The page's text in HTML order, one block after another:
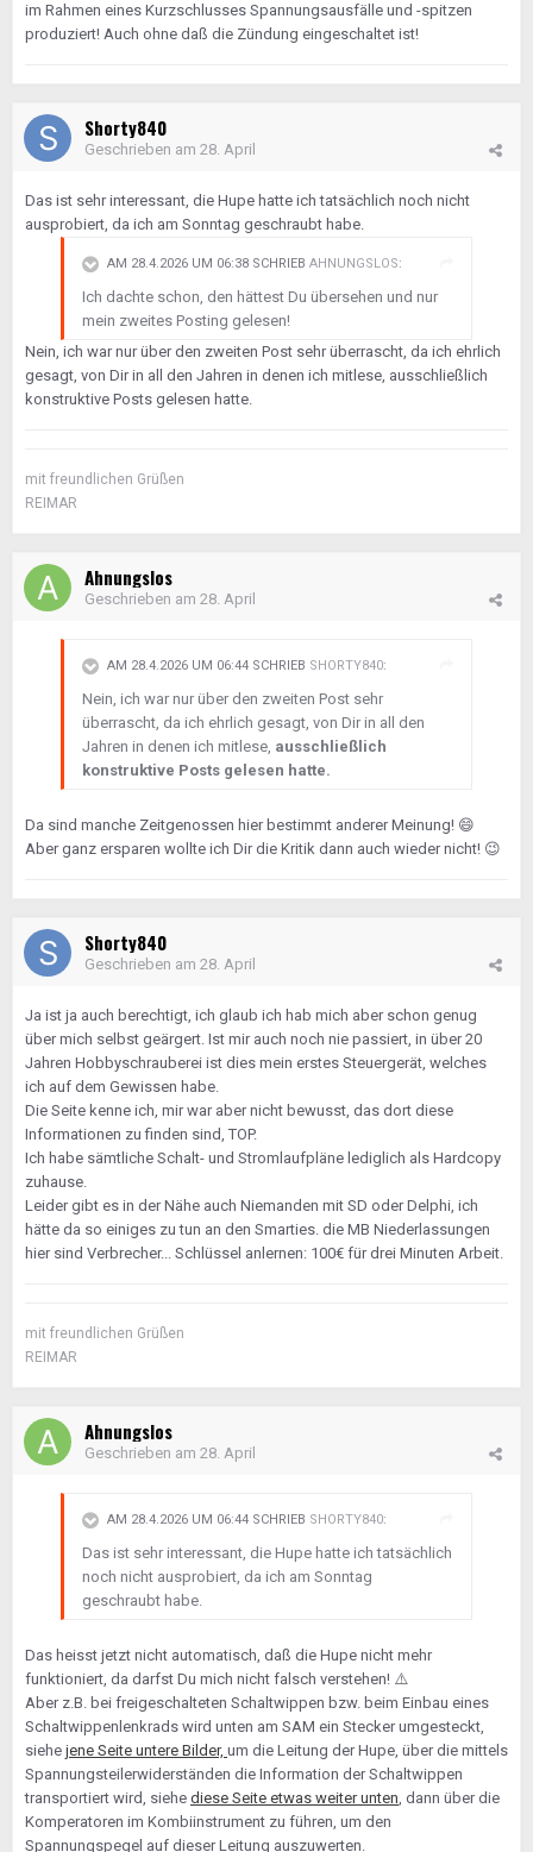
im Rahmen eines Kurzschlusses Spannungsausfälle und -spitzen
produziert! Auch ohne daß die Zündung eingeschaltet ist!
Shorty840
Geschrieben am 28. April
Das ist sehr interessant, die Hupe hatte ich tatsächlich noch nicht
ausprobiert, da ich am Sonntag geschraubt habe.
AM 28.4.2026 UM 06:38 SCHRIEB AHNUNGSLOS:
Ich dachte schon, den hättest Du übersehen und nur
mein zweites Posting gelesen!
Nein, ich war nur über den zweiten Post sehr überrascht, da ich ehrlich
gesagt, von Dir in all den Jahren in denen ich mitlese, ausschließlich
konstruktive Posts gelesen hatte.
mit freundlichen Grüßen
REIMAR
Ahnungslos
Geschrieben am 28. April
AM 28.4.2026 UM 06:44 SCHRIEB SHORTY840:
Nein, ich war nur über den zweiten Post sehr
überrascht, da ich ehrlich gesagt, von Dir in all den
Jahren in denen ich mitlese, ausschließlich
konstruktive Posts gelesen hatte.
Da sind manche Zeitgenossen hier bestimmt anderer Meinung! 😄
Aber ganz ersparen wollte ich Dir die Kritik dann auch wieder nicht! 😉
Shorty840
Geschrieben am 28. April
Ja ist ja auch berechtigt, ich glaub ich hab mich aber schon genug
über mich selbst geärgert. Ist mir auch noch nie passiert, in über 20
Jahren Hobbyschrauberei ist dies mein erstes Steuergerät, welches
ich auf dem Gewissen habe.
Die Seite kenne ich, mir war aber nicht bewusst, das dort diese
Informationen zu finden sind, TOP.
Ich habe sämtliche Schalt- und Stromlaufpläne lediglich als Hardcopy
zuhause.
Leider gibt es in der Nähe auch Niemanden mit SD oder Delphi, ich
hätte da so einiges zu tun an den Smarties. die MB Niederlassungen
hier sind Verbrecher... Schlüssel anlernen: 100€ für drei Minuten Arbeit.
mit freundlichen Grüßen
REIMAR
Ahnungslos
Geschrieben am 28. April
AM 28.4.2026 UM 06:44 SCHRIEB SHORTY840:
Das ist sehr interessant, die Hupe hatte ich tatsächlich
noch nicht ausprobiert, da ich am Sonntag
geschraubt habe.
Das heisst jetzt nicht automatisch, daß die Hupe nicht mehr
funktioniert, da darfst Du mich nicht falsch verstehen! ⚠️
Aber z.B. bei freigeschalteten Schaltwippen bzw. beim Einbau eines
Schaltwippenlenkrads wird unten am SAM ein Stecker umgesteckt,
siehe jene Seite untere Bilder, um die Leitung der Hupe, über die mittels
Spannungsteilerwiderständen die Information der Schaltwippen
transportiert wird, siehe diese Seite etwas weiter unten, dann über die
Komperatoren im Kombiinstrument zu führen, um den
Spannungspegel auf dieser Leitung auszuwerten.